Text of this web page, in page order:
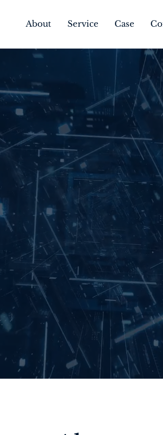
About Service Case
technology
端のテクノロジーで熱狂
ン、AI顧問サービス、RAG広告、ナレ
RAG・ナレッジベー
ェントで業務改善・
お問い合わせはこちら